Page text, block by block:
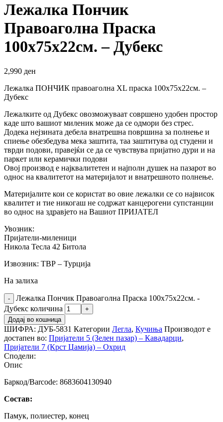
Лежалка Пончик
Правоаголна Праска
100х75х22см. – Дубекс
2,990 ден
Лежалка ПОНЧИК правоаголна XL праска 100х75х22см. –
Дубекс
Лежалките од Дубекс овозможуваат совршено удобен простор
каде што вашиот миленик може да се одмори без стрес.
Додека нејзината дебела внатрешна површина за полнење и
спиење обезбедува мека заштита, таа заштитува од студени и
тврди подови, правејќи се да се чувствува пријатно дури и на
паркет или керамички подови
Овој производ е најквалитетен и најполн душек на пазарот во
однос на квалитетот на материјалот и внатрешното полнење.
Материјалите кои се користат во овие лежалки се со највисок
квалитет и тие никогаш не содржат канцерогени супстанции
во однос на здравјето на Вашиот ПРИЈАТЕЛ
Увозник:
Пријатели-миленици
Никола Тесла 42 Битола
Извозник: ТВР – Турција
На залиха
Лежалка Пончик Правоаголна Праска 100х75х22см. -
Дубекс количина
Додај во кошница
ШИФРА: ДУБ-5831 Категории Легла, Кучиња Производот е
достапен во: Пријатели 5 (Зелен пазар) – Кавадарци,
Пријатели 7 (Крст Џамија) – Охрид
Сподели:
Опис
Баркод/Barcode: 8683604130940
Состав:
Памук, полиестер, конец